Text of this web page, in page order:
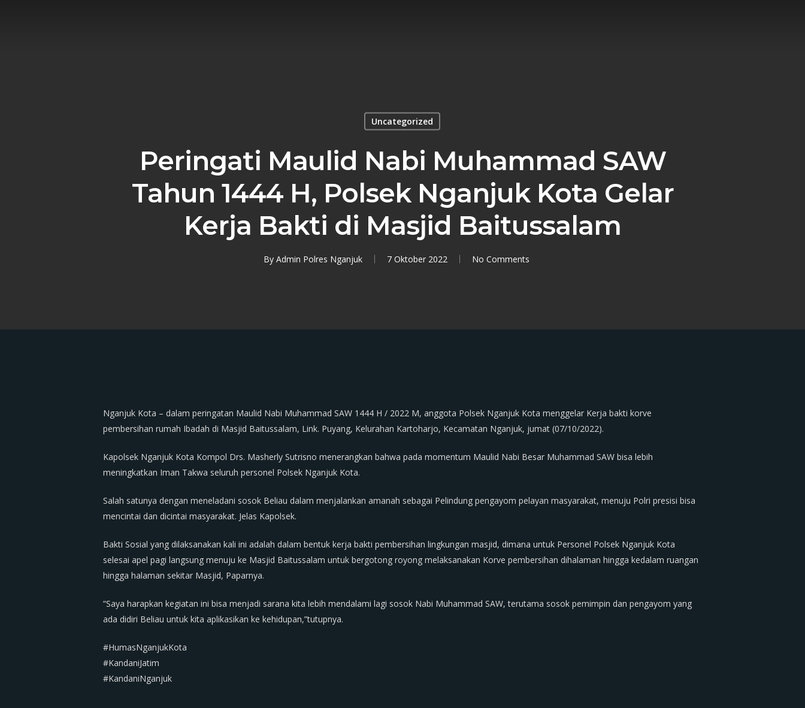
Uncategorized
Peringati Maulid Nabi Muhammad SAW
Tahun 1444 H, Polsek Nganjuk Kota Gelar
Kerja Bakti di Masjid Baitussalam
By Admin Polres Nganjuk 7 Oktober 2022 No Comments
Nganjuk Kota – dalam peringatan Maulid Nabi Muhammad SAW 1444 H / 2022 M, anggota Polsek Nganjuk Kota menggelar Kerja bakti korve
pembersihan rumah Ibadah di Masjid Baitussalam, Link. Puyang, Kelurahan Kartoharjo, Kecamatan Nganjuk, jumat (07/10/2022).
Kapolsek Nganjuk Kota Kompol Drs. Masherly Sutrisno menerangkan bahwa pada momentum Maulid Nabi Besar Muhammad SAW bisa lebih
meningkatkan Iman Takwa seluruh personel Polsek Nganjuk Kota.
Salah satunya dengan meneladani sosok Beliau dalam menjalankan amanah sebagai Pelindung pengayom pelayan masyarakat, menuju Polri presisi bisa
mencintai dan dicintai masyarakat. Jelas Kapolsek.
Bakti Sosial yang dilaksanakan kali ini adalah dalam bentuk kerja bakti pembersihan lingkungan masjid, dimana untuk Personel Polsek Nganjuk Kota
selesai apel pagi langsung menuju ke Masjid Baitussalam untuk bergotong royong melaksanakan Korve pembersihan dihalaman hingga kedalam ruangan
hingga halaman sekitar Masjid, Paparnya.
“Saya harapkan kegiatan ini bisa menjadi sarana kita lebih mendalami lagi sosok Nabi Muhammad SAW, terutama sosok pemimpin dan pengayom yang
ada didiri Beliau untuk kita aplikasikan ke kehidupan,”tutupnya.
#HumasNganjukKota
#KandaniJatim
#KandaniNganjuk